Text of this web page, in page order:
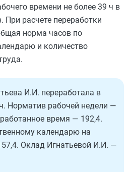
времени не более 39 ч в
При расчете переработки
норма часов по
и количество
И.И. переработала в
Норматив рабочей недели —
время — 192,4.
календарю на
Оклад Игнатьевой И.И. —